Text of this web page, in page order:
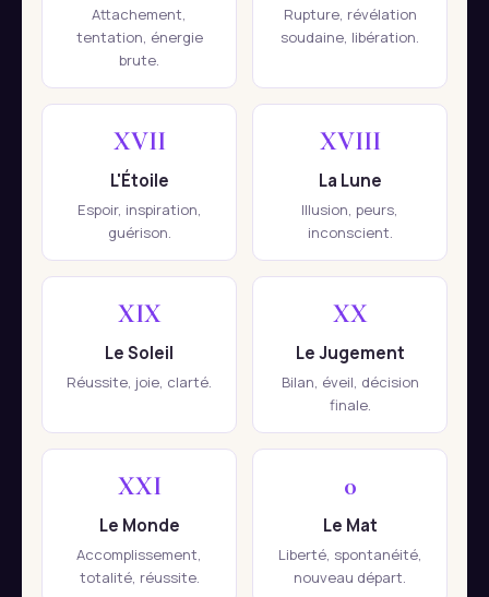
Attachement,
tentation, énergie
brute.
Rupture, révélation
soudaine, libération.
XVII
L'Étoile
Espoir, inspiration,
guérison.
XVIII
La Lune
Illusion, peurs,
inconscient.
XIX
Le Soleil
Réussite, joie, clarté.
XX
Le Jugement
Bilan, éveil, décision
finale.
XXI
Le Monde
Accomplissement,
totalité, réussite.
0
Le Mat
Liberté, spontanéité,
nouveau départ.